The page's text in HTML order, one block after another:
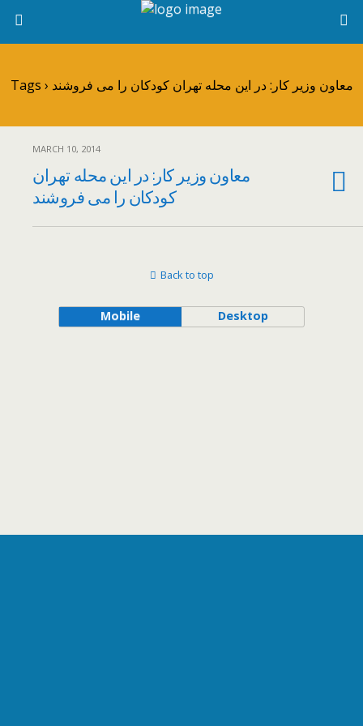
Tags › معاون وزیر کار: در این محله تهران کودکان را می فروشند
MARCH 10, 2014
معاون وزیر کار: در این محله تهران
کودکان را می فروشند
Back to top
Mobile Desktop